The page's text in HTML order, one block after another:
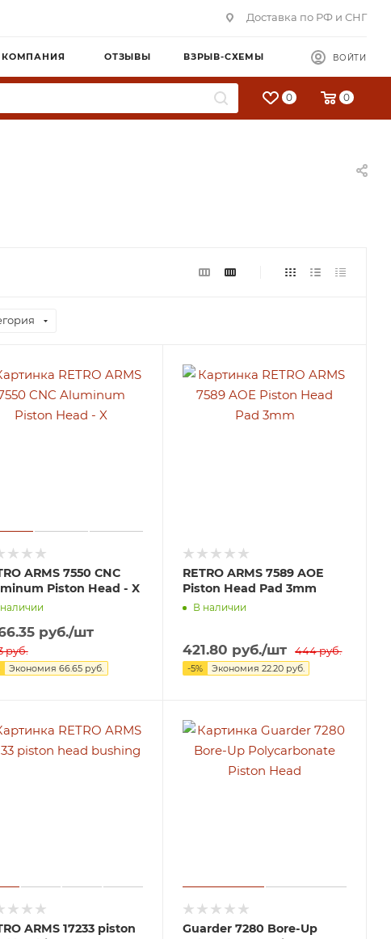
Доставка по РФ и СНГ
КОМПАНИЯ ОТЗЫВЫ ВЗРЫВ-СХЕМЫ ВОЙТИ
0 0
ARMS 7550 CNC
Piston Head - X
руб./шт
руб.
Экономия 66.65руб.
RETRO ARMS 7589 AOE
Piston Head Pad 3mm
В наличии
421.80 руб./шт 444руб.
-5% Экономия22.20 руб.
ARMS 17233 piston
Guarder 7280 Bore-Up